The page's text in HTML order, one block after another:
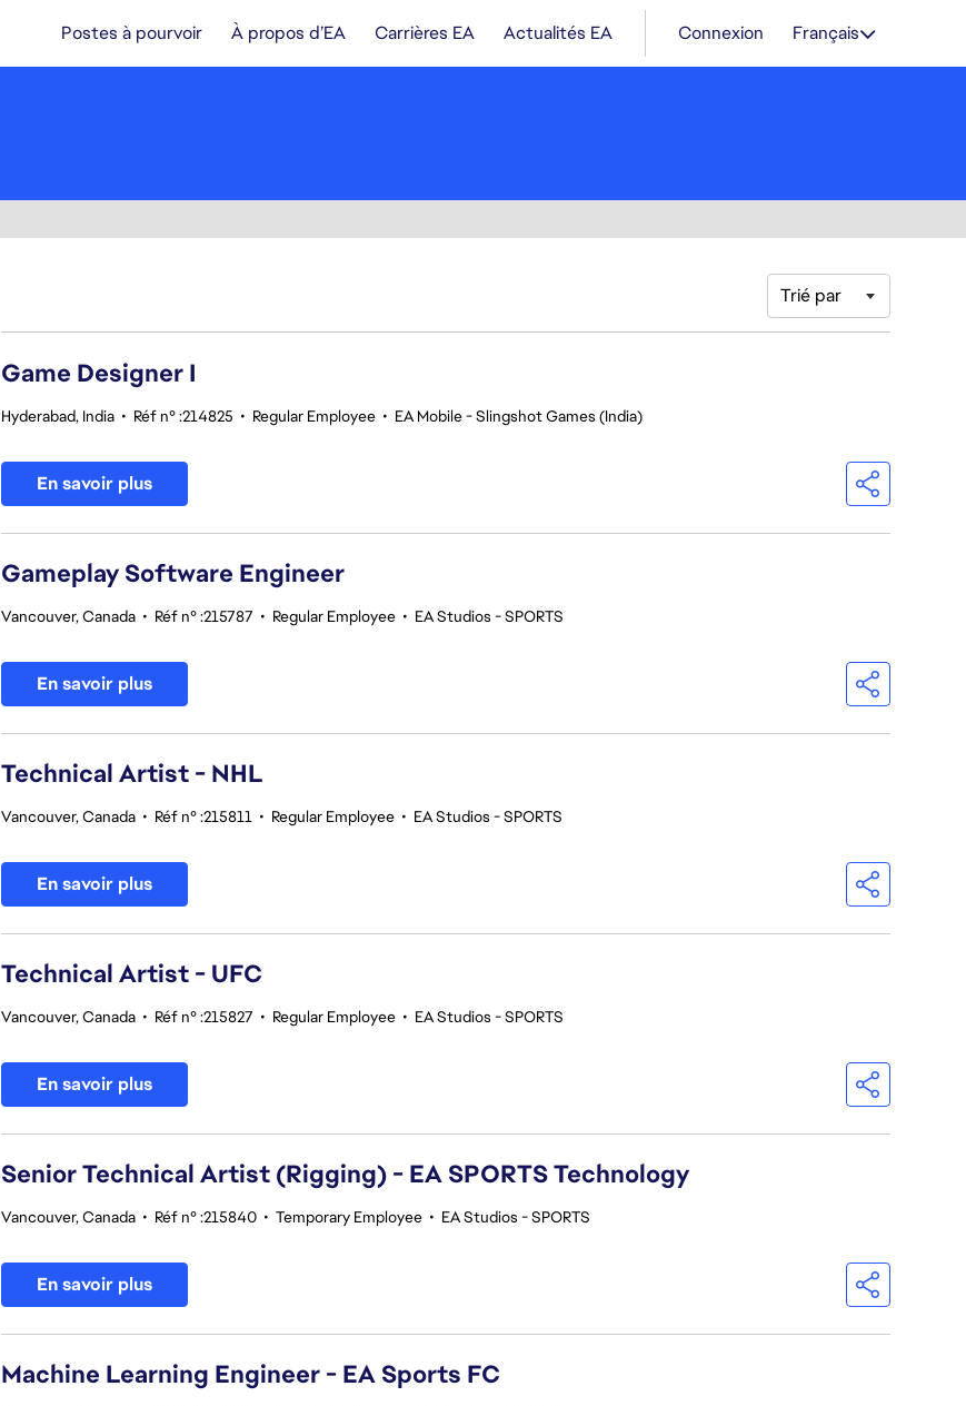
Postes à pourvoir À propos d’EA Carrières EA Actualités EA Connexion Français
Trié par
Game Designer I
Hyderabad, India • Réf n° :214825 • Regular Employee • EA Mobile - Slingshot Games (India)
En savoir plus
Gameplay Software Engineer
Vancouver, Canada • Réf n° :215787 • Regular Employee • EA Studios - SPORTS
En savoir plus
Technical Artist - NHL
Vancouver, Canada • Réf n° :215811 • Regular Employee • EA Studios - SPORTS
En savoir plus
Technical Artist - UFC
Vancouver, Canada • Réf n° :215827 • Regular Employee • EA Studios - SPORTS
En savoir plus
Senior Technical Artist (Rigging) - EA SPORTS Technology
Vancouver, Canada • Réf n° :215840 • Temporary Employee • EA Studios - SPORTS
En savoir plus
Machine Learning Engineer - EA Sports FC